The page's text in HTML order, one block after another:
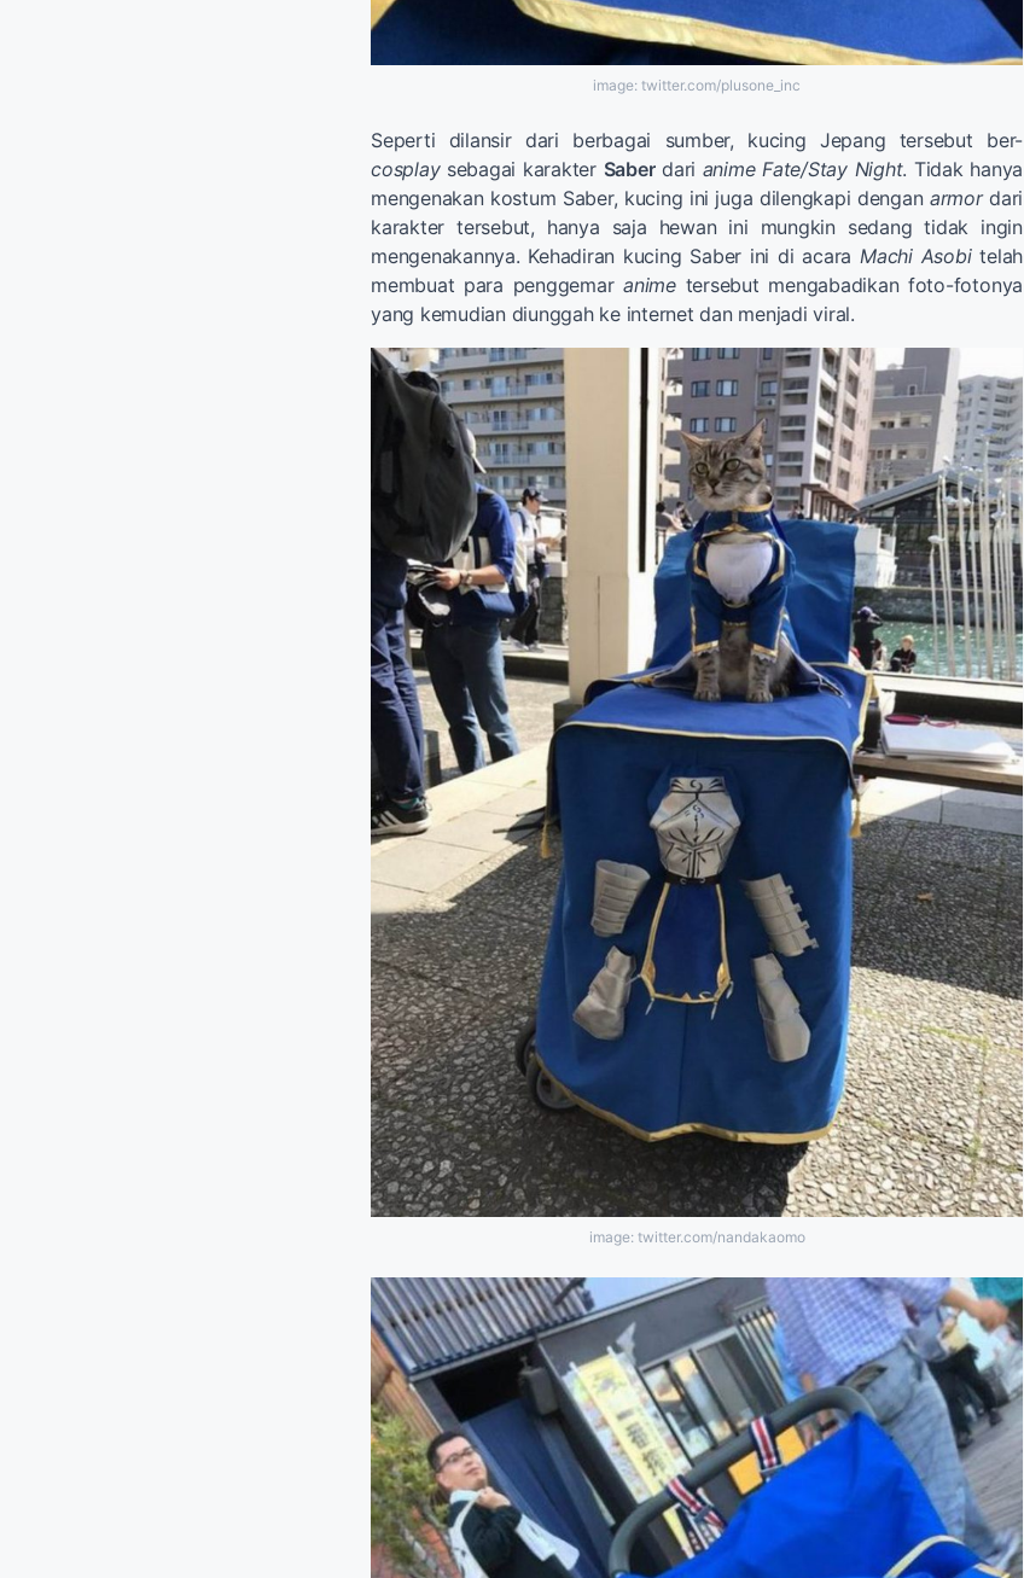
image: twitter.com/plusone_inc
Seperti dilansir dari berbagai sumber, kucing Jepang tersebut ber-
cosplaysebagai karakter Saberdari anime Fate/Stay Night. Tidak hanya
mengenakan kostum Saber, kucing ini juga dilengkapi dengan armordari
karakter tersebut, hanya saja hewan ini mungkin sedang tidak ingin
mengenakannya. Kehadiran kucing Saber ini di acaraMachi Asobitelah
membuat para penggemaranimetersebut mengabadikan foto-fotonya
yang kemudian diunggah ke internet dan menjadi viral.
image: twitter.com/nandakaomo